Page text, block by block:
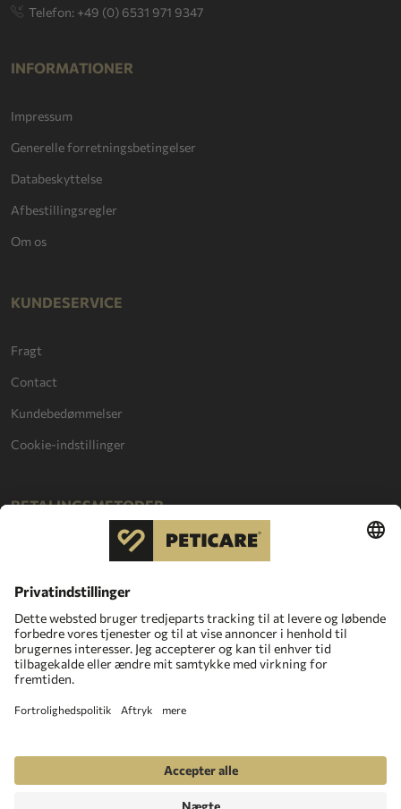
Telefon: +49 (0) 6531 971 9347
INFORMATIONER
Impressum
Generelle forretningsbetingelser
Databeskyttelse
Afbestillingsregler
Om os
KUNDESERVICE
Fragt
Contact
Kundebedømmelser
Cookie-indstillinger
BETALINGSMETODER